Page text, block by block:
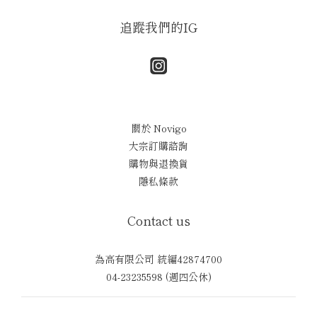
追蹤我們的IG
關於 Novigo
大宗訂購諮詢
購物與退換貨
隱私條款
Contact us
為高有限公司 統編42874700
04-23235598 (週四公休)